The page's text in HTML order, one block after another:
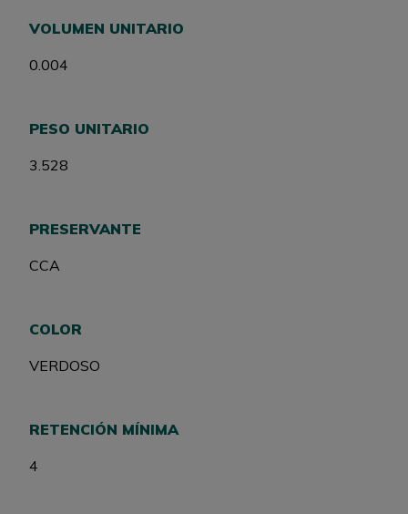
VOLUMEN UNITARIO
0.004
PESO UNITARIO
3.528
PRESERVANTE
CCA
COLOR
VERDOSO
RETENCIÓN MÍNIMA
4